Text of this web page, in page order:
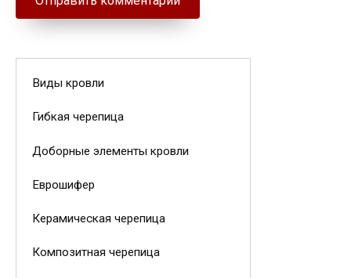
Виды кровли
Гибкая черепица
Доборные элементы кровли
Еврошифер
Керамическая черепица
Композитная черепица